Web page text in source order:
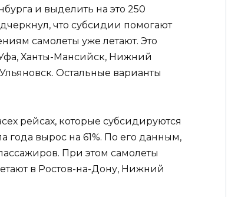
и выделить на это 250
что субсидии помогают
самолеты уже летают. Это
Ханты-Мансийск, Нижний
Остальные варианты
рейсах, которые субсидируются
года вырос на 61%. По его данным,
При этом самолеты
в Ростов-на-Дону, Нижний